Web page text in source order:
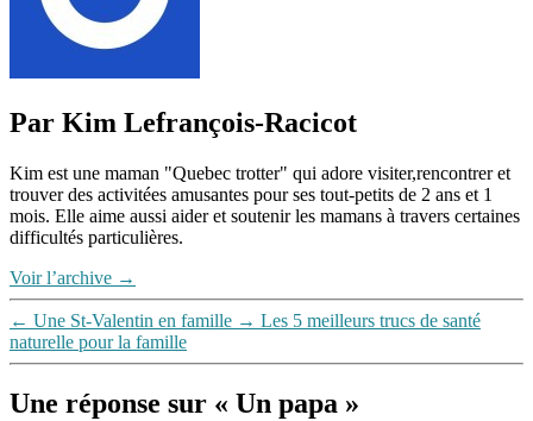
Par Kim Lefrançois-Racicot
Kim est une maman "Quebec trotter" qui adore visiter,rencontrer et
trouver des activitées amusantes pour ses tout-petits de 2 ans et 1
mois. Elle aime aussi aider et soutenir les mamans à travers certaines
difficultés particulières.
Voir l’archive →
← Une St-Valentin en famille → Les 5 meilleurs trucs de santé
naturelle pour la famille
Une réponse sur « Un papa »